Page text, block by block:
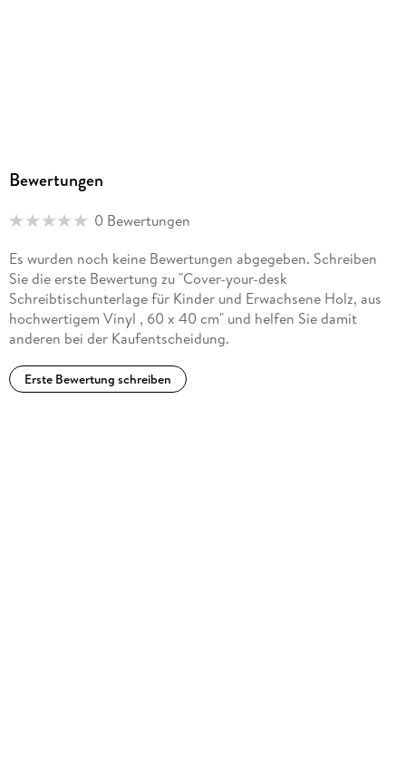
Bewertungen
0 Bewertungen
Es wurden noch keine Bewertungen abgegeben. Schreiben
Sie die erste Bewertung zu "Cover-your-desk
Schreibtischunterlage für Kinder und Erwachsene Holz, aus
hochwertigem Vinyl , 60 x 40 cm" und helfen Sie damit
anderen bei der Kaufentscheidung.
Erste Bewertung schreiben